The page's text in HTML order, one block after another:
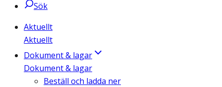
Sök
Aktuellt
Aktuellt
Dokument & lagar
Dokument & lagar
Beställ och ladda ner